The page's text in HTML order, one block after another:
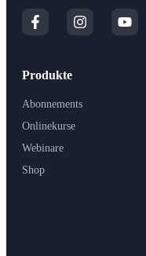
Produkte
Abonnements
Onlinekurse
Webinare
Shop